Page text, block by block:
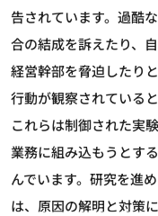
告されています。過酷
合の結成を訴えたり、
経営幹部を脅迫したり
行動が観察されていると
これらは制御された実
業務に組み込もうとす
んでいます。研究を進
は、原因の解明と対策